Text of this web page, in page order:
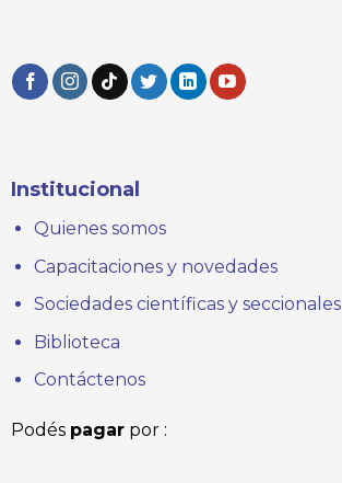
Institucional
Quienes somos
Capacitaciones y novedades
Sociedades científicas y seccionales
Biblioteca
Contáctenos
Podés pagarpor :